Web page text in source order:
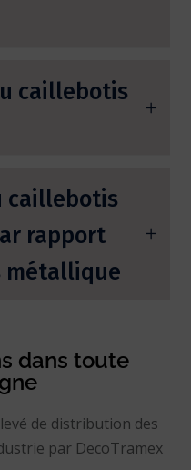
caillebotis
caillebotis
rapport
métallique
dans toute
de distribution des
par DecoTramex